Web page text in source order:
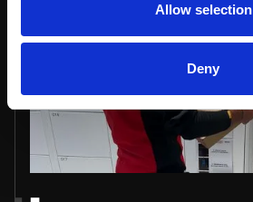
Allow selection
Deny